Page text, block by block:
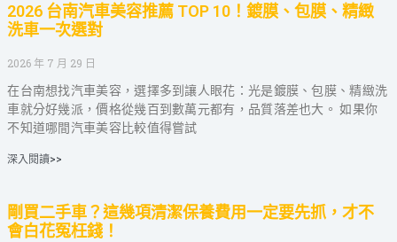
2026 台南汽車美容推薦 TOP 10！鍍膜、包膜、精緻
洗車一次選對
2026 年 7 月 29 日
在台南想找汽車美容，選擇多到讓人眼花：光是鍍膜、包膜、精緻洗
車就分好幾派，價格從幾百到數萬元都有，品質落差也大。 如果你
不知道哪間汽車美容比較值得嘗試
深入閱讀>>
剛買二手車？這幾項清潔保養費用一定要先抓，才不
會白花冤枉錢！